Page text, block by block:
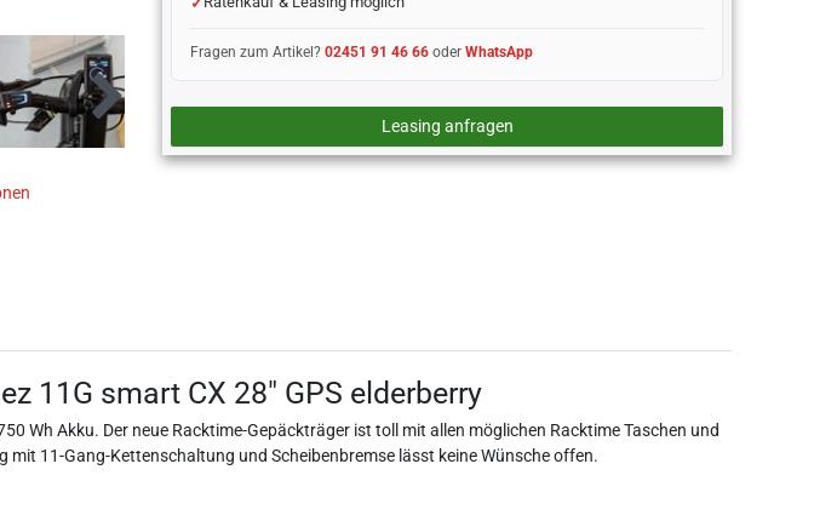
Fragen zum Artikel?02451 91 46 66 oderWhatsApp
Leasing anfragen
11G smart CX 28" GPS elderberry
Wh Akku. Der neue Racktime-Gepäckträger ist toll mit allen möglichen Racktime Taschen und
11-Gang-Kettenschaltung und Scheibenbremse lässt keine Wünsche offen.